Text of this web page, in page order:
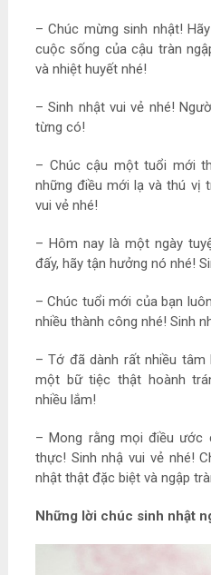
– Chúc mừng sinh nhật!
cuộc sống của cậu tràn
và nhiệt huyết nhé!
– Sinh nhật vui vẻ nhé!
từng có!
– Chúc cậu một tuổi mới
những điều mới lạ và thú vị
vui vẻ nhé!
– Hôm nay là một ngày
đấy, hãy tận hưởng nó nhé!
– Chúc tuổi mới của bạn
nhiều thành công nhé! Sinh
– Tớ đã dành rất nhiều
một bữ tiệc thật hoành
nhiều lắm!
– Mong rằng mọi điều ước
thực! Sinh nhậ vui vẻ nhé!
nhật thật đặc biệt và ngập
Những lời chúc sinh nhật